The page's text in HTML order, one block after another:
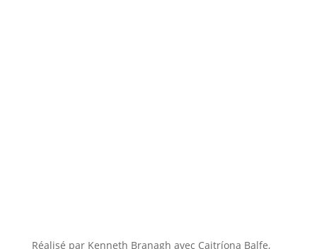
Réalisé par Kenneth Branagh avec Caitríona Balfe,